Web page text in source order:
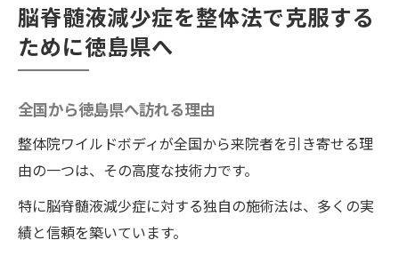
ワイルドボディでの治療事例から学ぶ施術
のヒント
全国から訪れる脳脊髄液減少症患者に対応する
徳島の整体院ワイルドボディ
来院者の年齢層と背景
遠方からの患者への対応
治療の待ち時間と予約状況
脳脊髄液減少症を整体法で克服する
ために徳島県へ
全国から徳島県へ訪れる理由
整体院ワイルドボディが全国から来院者を引き寄せる理
由の一つは、その高度な技術力です。
特に脳脊髄液減少症に対する独自の施術法は、多くの実
績と信頼を築いています。